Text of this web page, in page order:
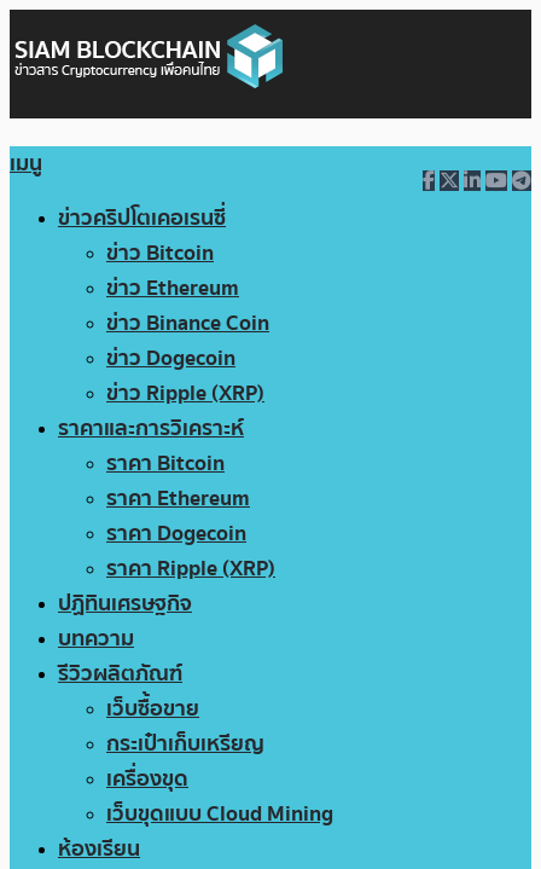
เมนู
ข่าวคริปโตเคอเรนซี่
ข่าว Bitcoin
ข่าว Ethereum
ข่าว Binance Coin
ข่าว Dogecoin
ข่าว Ripple (XRP)
ราคาและการวิเคราะห์
ราคา Bitcoin
ราคา Ethereum
ราคา Dogecoin
ราคา Ripple (XRP)
ปฏิทินเศรษฐกิจ
บทความ
รีวิวผลิตภัณฑ์
เว็บซื้อขาย
กระเป๋าเก็บเหรียญ
เครื่องขุด
เว็บขุดแบบ Cloud Mining
ห้องเรียน